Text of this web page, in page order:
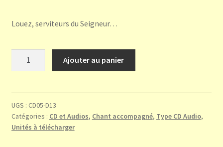
Louez, serviteurs du Seigneur…
Béni
soit
le
Ajouter au panier
UGS : CD05-D13
Catégories : CD et Audios, Chant accompagné, Type CD Audio,
Unités à télécharger